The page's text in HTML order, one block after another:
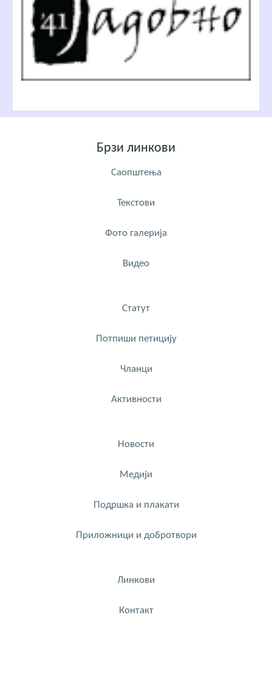
Брзи линкови
Саопштења
Текстови
Фото галерија
Видео
Статут
Потпиши петицију
Чланци
Активности
Новости
Медији
Подршка и плакати
Приложници и добротвори
Линкови
Контакт